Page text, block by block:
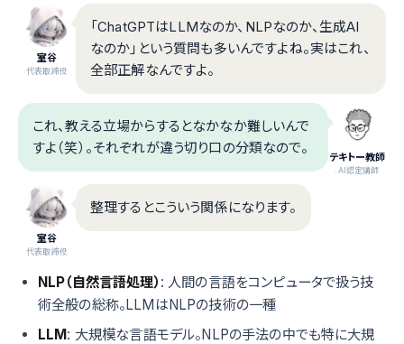
室谷
代表取締役
「ChatGPTはLLMなのか、NLPなのか、生成AI
なのか」という質問も多いんですよね。実はこれ、
全部正解なんですよ。
テキトー教師
.AI認定講師
これ、教える立場からするとなかなか難しいんで
すよ（笑）。それぞれが違う切り口の分類なので。
室谷
代表取締役
整理するとこういう関係になります。
NLP（自然言語処理） : 人間の言語をコンピュータで扱う技
術全般の総称。LLMはNLPの技術の一種
LLM: 大規模な言語モデル。NLPの手法の中でも特に大規